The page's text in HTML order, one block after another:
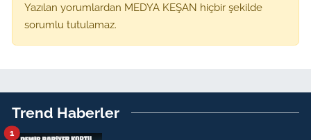
Yazılan yorumlardan MEDYA KEŞAN hiçbir şekilde
sorumlu tutulamaz.
Trend Haberler
1